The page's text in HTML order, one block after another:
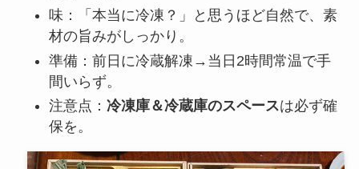
味：「本当に冷凍？」と思うほど自然で、素
材の旨みがしっかり。
準備：前日に冷蔵解凍→当日2時間常温で手
間いらず。
注意点： 冷凍庫＆冷蔵庫のスペースは必ず確
保を。